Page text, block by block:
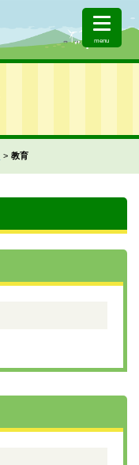
menu
教育